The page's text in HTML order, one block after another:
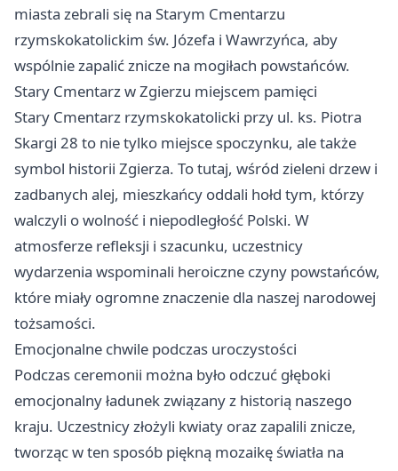
miasta zebrali się na Starym Cmentarzu
rzymskokatolickim św. Józefa i Wawrzyńca, aby
wspólnie zapalić znicze na mogiłach powstańców.
Stary Cmentarz w Zgierzu miejscem pamięci
Stary Cmentarz rzymskokatolicki przy ul. ks. Piotra
Skargi 28 to nie tylko miejsce spoczynku, ale także
symbol historii Zgierza. To tutaj, wśród zieleni drzew i
zadbanych alej, mieszkańcy oddali hołd tym, którzy
walczyli o wolność i niepodległość Polski. W
atmosferze refleksji i szacunku, uczestnicy
wydarzenia wspominali heroiczne czyny powstańców,
które miały ogromne znaczenie dla naszej narodowej
tożsamości.
Emocjonalne chwile podczas uroczystości
Podczas ceremonii można było odczuć głęboki
emocjonalny ładunek związany z historią naszego
kraju. Uczestnicy złożyli kwiaty oraz zapalili znicze,
tworząc w ten sposób piękną mozaikę światła na